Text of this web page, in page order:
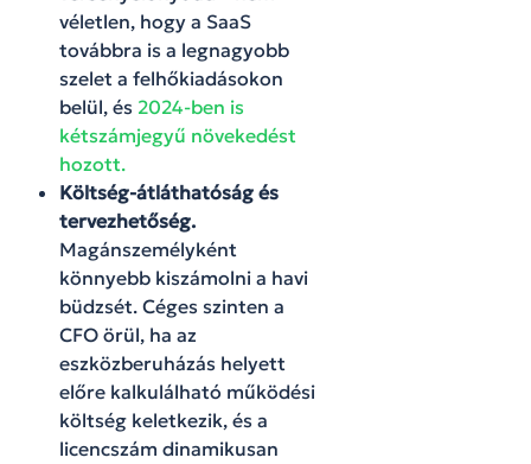
véletlen, hogy a SaaS
továbbra is a legnagyobb
szelet a felhőkiadásokon
belül, és 2024-ben is
kétszámjegyű növekedést
hozott.
Költség-átláthatóság és
tervezhetőség.
Magánszemélyként
könnyebb kiszámolni a havi
büdzsét. Céges szinten a
CFO örül, ha az
eszközberuházás helyett
előre kalkulálható működési
költség keletkezik, és a
licencszám dinamikusan